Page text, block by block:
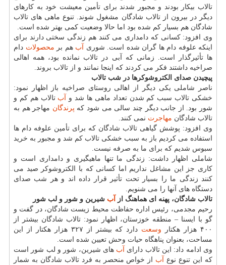
تالاب بیكار بودند و مجبور شدند برای تأمین معیشت خود به كارهای
دیگر در بیرون از تالاب شادگان مشغول شوند. تنوع ماهی های تالاب
شادگان هم بسیار كم شده بود اما حالا وضعیت كمی بهتر شده است.
وی افزود: كسانی كه دامداری می كنند هم زندگی سختی دارند برای
اینكه علوفه دام ها گران شده است. شوری
آب هم بر محصولات دام
ها تأثیرگذار است. زمانی كه آبی در تالاب نمانده بود، همه اهالی
صراخیه داشتند فكر می كردند كه اینجا نمانند و از تالاب بروند.
پیچیدن صدای الكتروشوكرها در شب تالاب
ناصر شاملی یكی دیگر از اهالی روستای صراخیه باز اظهار نمود:
خشكی تالاب سبب كم شدن تعداد ماهی ها شد و
آب تالاب هم كم و
شور بود. از جانب دیگر چند سالی می شود كه پرندگان مهاجر هم به
تالاب شادگان مهاجرت نمی كنند.
وی افزود: پوشش گیاهی تالاب شادگان كه برای تأمین علوفه دام ها
استفاده می كردیم باز به سبب خشكی تالاب كم شد و مجبور به خرید
سبوس شدیم كه برای ما به صرفه نیست.
شاملی اظهار داشت: زندگی ما تنها ماهیگیری و دامداری است و
كاری جز این مشاغل نداریم اما كسانی كه با الكتروشوكر صید می
كنند زندگی ما را بسیار تحت تأثیر قرار داده اند و هر شب صدای
دستگاه های آنها را می شنویم.
تالاب شادگان، پهنه ای هماهنگ از
آب شیرین و شور و لب شور
رحیم مجدمی، رئیس اداره حفاظت محیط زیست شادگان، در گفت و
گو با ایسنا – منطقه خوزستان، اظهار نمود: تالاب شادگان بیشتر از
۴۰۰ هزار هكتار
وسعت
دارد كه بیشتر از ۳۲۷ هزار هكتار از این
مساحت، بعنوان پناهگاه حیات وحش تعیین شده است.
وی ادامه داد: این تالاب دارای
آب های شیرین، شور و لب شور است
كه این تنوع نوع
آب از خواص منحصر به فرد تالاب شادگان به شمار